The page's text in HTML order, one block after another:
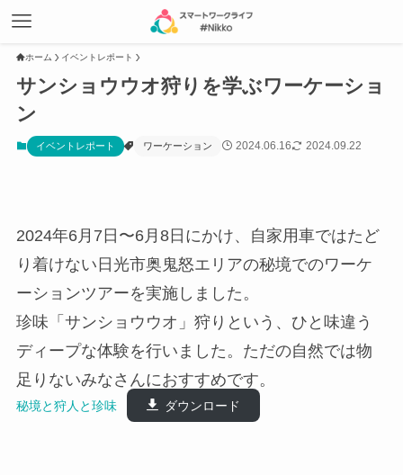
ホーム イベントレポート
サンショウウオ狩りを学ぶワーケーショ
ン
イベントレポート ワーケーション 2024.06.16 2024.09.22
2024年6月7日〜6月8日にかけ、自家用車ではたど
り着けない日光市奥鬼怒エリアの秘境でのワーケ
ーションツアーを実施しました。
珍味「サンショウウオ」狩りという、ひと味違う
ディープな体験を行いました。ただの自然では物
足りないみなさんにおすすめです。
秘境と狩人と珍味 ダウンロード